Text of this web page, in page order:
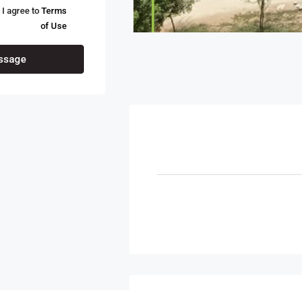
agree to Terms
of Use